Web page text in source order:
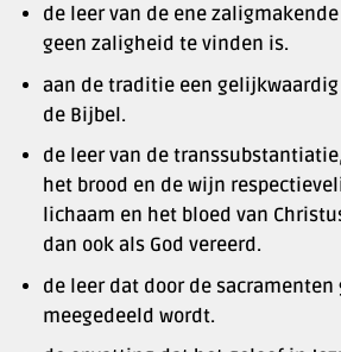
de leer van de ene
geen zaligheid te vinden is.
aan de traditie een gelijkwaardig
de Bijbel.
de leer van de
het brood en de wijn
lichaam en het bloed van
dan ook als God vereerd.
de leer dat door de sacramenten
meegedeeld wordt.